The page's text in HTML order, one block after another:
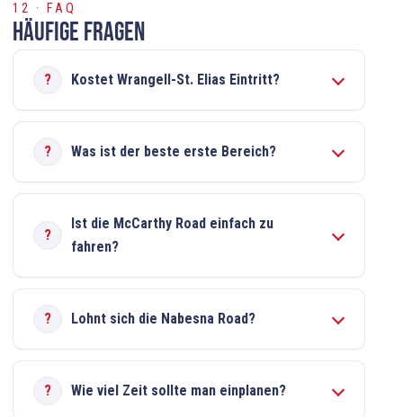
12 · FAQ
Häufige Fragen
Kostet Wrangell-St. Elias Eintritt?
Was ist der beste erste Bereich?
Ist die McCarthy Road einfach zu
fahren?
Lohnt sich die Nabesna Road?
Wie viel Zeit sollte man einplanen?